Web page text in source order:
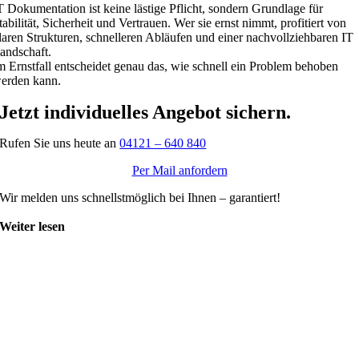
Dokumentation ist keine lästige Pflicht, sondern Grundlage für
Sicherheit und Vertrauen. Wer sie ernst nimmt, profitiert von
Strukturen, schnelleren Abläufen und einer nachvollziehbaren IT
Ernstfall entscheidet genau das, wie schnell ein Problem behoben
kann.
Jetzt individuelles Angebot sichern.
Rufen Sie uns heute an04121 – 640 840
Per Mail anfordern
Wir melden uns schnellstmöglich bei Ihnen – garantiert!
Weiter lesen